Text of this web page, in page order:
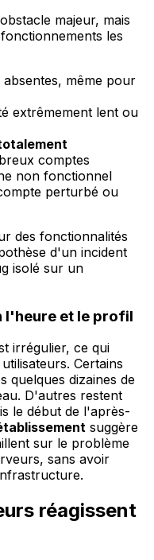
majeur, mais
les
absentes, même pour
extrêmement lent ou
comptes
non fonctionnel
perturbé ou
des fonctionnalités
d'un incident
isolé sur un
l'heure et le profil
irrégulier, ce qui
Certains
quelques dizaines de
D'autres restent
le début de l'après-
suggère
sur le problème
sans avoir
réagissent